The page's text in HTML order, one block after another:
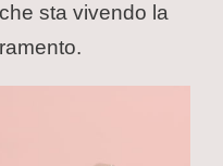
sta vivendo la